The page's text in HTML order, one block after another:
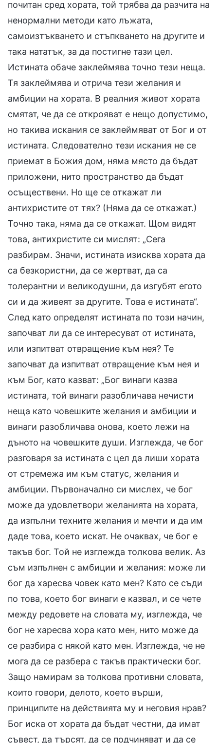
почитан сред хората, той трябва да разчита на
ненормални методи като лъжата,
самоизтъкването и стъпкването на другите и
така нататък, за да постигне тази цел.
Истината обаче заклеймява точно тези неща.
Тя заклеймява и отрича тези желания и
амбиции на хората. В реалния живот хората
смятат, че да се открояват е нещо допустимо,
но такива искания се заклеймяват от Бог и от
истината. Следователно тези искания не се
приемат в Божия дом, няма място да бъдат
приложени, нито пространство да бъдат
осъществени. Но ще се откажат ли
антихристите от тях? (Няма да се откажат.)
Точно така, няма да се откажат. Щом видят
това, антихристите си мислят: „Сега
разбирам. Значи, истината изисква хората да
са безкористни, да се жертват, да са
толерантни и великодушни, да изгубят егото
си и да живеят за другите. Това е истината“.
След като определят истината по този начин,
започват ли да се интересуват от истината,
или изпитват отвращение към нея? Те
започват да изпитват отвращение към нея и
към Бог, като казват: „Бог винаги казва
истината, той винаги разобличава нечисти
неща като човешките желания и амбиции и
винаги разобличава онова, което лежи на
дъното на човешките души. Изглежда, че бог
разговаря за истината с цел да лиши хората
от стремежа им към статус, желания и
амбиции. Първоначално си мислех, че бог
може да удовлетвори желанията на хората,
да изпълни техните желания и мечти и да им
даде това, което искат. Не очаквах, че бог е
такъв бог. Той не изглежда толкова велик. Аз
съм изпълнен с амбиции и желания: може ли
бог да харесва човек като мен? Като се съди
по това, което бог винаги е казвал, и се чете
между редовете на словата му, изглежда, че
бог не харесва хора като мен, нито може да
се разбира с някой като мен. Изглежда, че не
мога да се разбера с такъв практически бог.
Защо намирам за толкова противни словата,
които говори, делото, което върши,
принципите на действията му и неговия нрав?
Бог иска от хората да бъдат честни, да имат
съвест, да търсят, да се подчиняват и да се